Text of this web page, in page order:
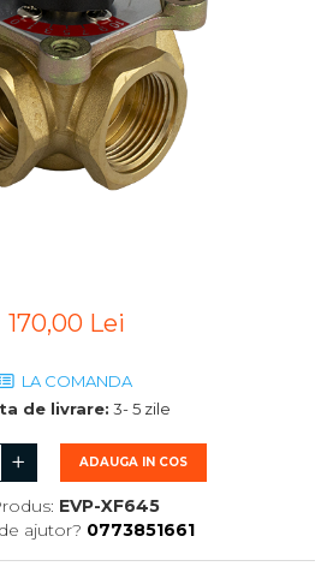
170,00 Lei
LA COMANDA
de livrare: 3- 5 zile
ADAUGA IN COS
EVP-XF645
ajutor? 0773851661